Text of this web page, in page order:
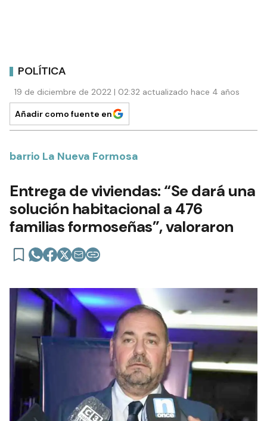
POLÍTICA
19 de diciembre de 2022 | 02:32 actualizado hace 4 años
Añadir como fuente en
barrio La Nueva Formosa
Entrega de viviendas: “Se dará una
solución habitacional a 476
familias formoseñas”, valoraron